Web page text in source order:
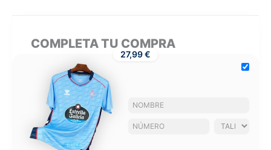
COMPLETA TU COMPRA
27,99 €